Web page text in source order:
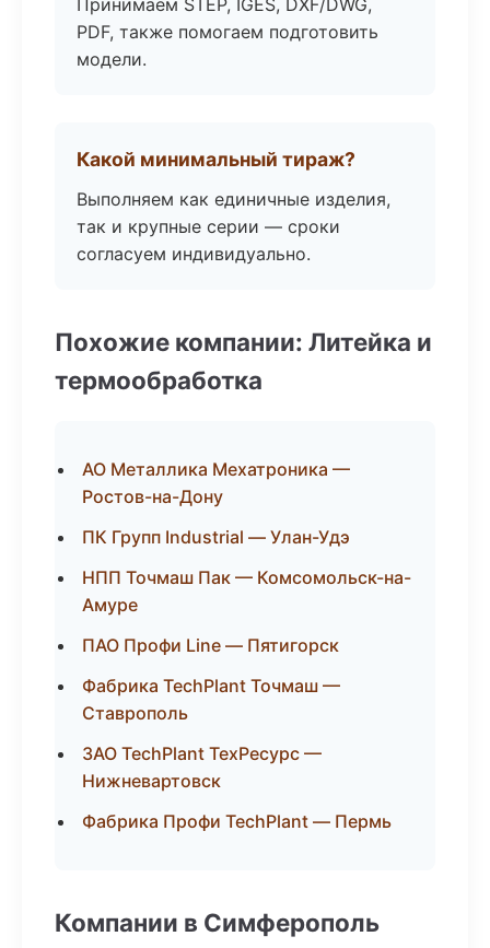
Принимаем STEP, IGES, DXF/DWG,
PDF, также помогаем подготовить
модели.
Какой минимальный тираж?
Выполняем как единичные изделия,
так и крупные серии — сроки
согласуем индивидуально.
Похожие компании: Литейка и
термообработка
АО Металлика Мехатроника —
Ростов-на-Дону
ПК Групп Industrial — Улан-Удэ
НПП Точмаш Пак — Комсомольск-на-
Амуре
ПАО Профи Line — Пятигорск
Фабрика TechPlant Точмаш —
Ставрополь
ЗАО TechPlant ТехРесурс —
Нижневартовск
Фабрика Профи TechPlant — Пермь
Компании в Симферополь